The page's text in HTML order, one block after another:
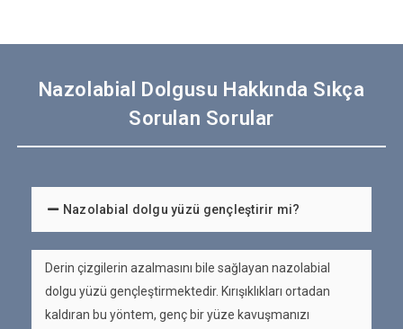
Nazolabial Dolgusu Hakkında Sıkça
Sorulan Sorular
Nazolabial dolgu yüzü gençleştirir mi?
Derin çizgilerin azalmasını bile sağlayan nazolabial
dolgu yüzü gençleştirmektedir. Kırışıklıkları ortadan
kaldıran bu yöntem, genç bir yüze kavuşmanızı